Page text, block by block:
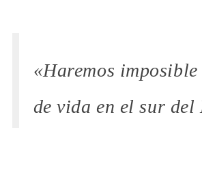
«Haremos
de vida en el sur